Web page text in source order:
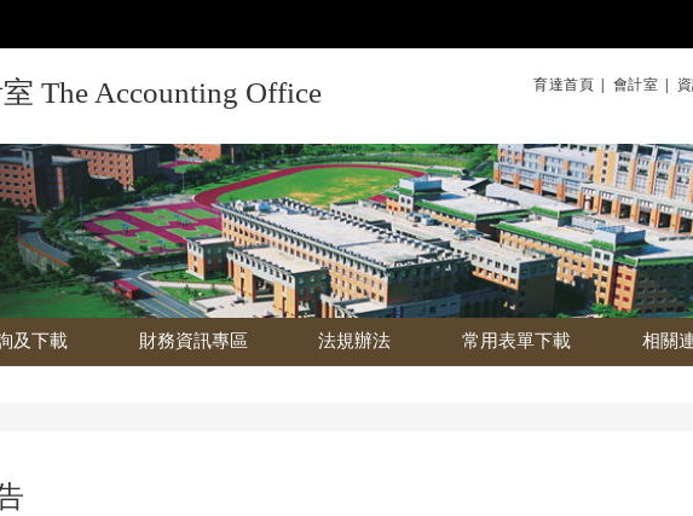
The Accounting Office 育達首頁 | 會計室 |
及下載 財務資訊專區 法規辦法 常用表單下載 相關